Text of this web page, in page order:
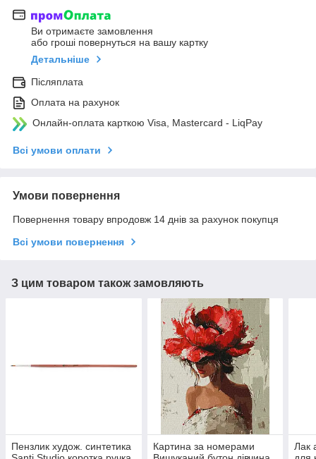
Ви отримаєте замовлення
або гроші повернуться на вашу картку
Детальніше
Післяплата
Оплата на рахунок
Онлайн-оплата карткою Visa, Mastercard - LiqPay
Всі умови оплати
Умови повернення
Повернення товару впродовж 14 днів за рахунок покупця
Всі умови повернення
З цим товаром також замовляють
Пензлик худож. синтетика
Картина за номерами
Лак